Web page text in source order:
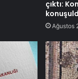
çıktı:
Ağustos